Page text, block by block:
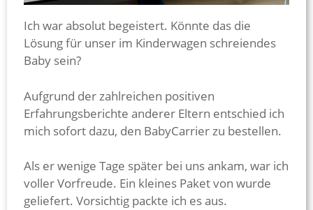
Ich war absolut begeistert. Könnte das die
Lösung für unser im Kinderwagen schreiendes
Baby sein?
Aufgrund der zahlreichen positiven
Erfahrungsberichte anderer Eltern entschied ich
mich sofort dazu, den BabyCarrier zu bestellen.
Als er wenige Tage später bei uns ankam, war ich
voller Vorfreude. Ein kleines Paket von wurde
geliefert. Vorsichtig packte ich es aus.